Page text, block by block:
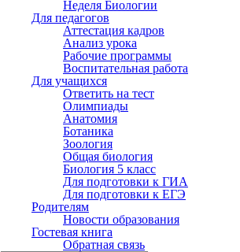
Неделя Биологии
Для педагогов
Аттестация кадров
Анализ урока
Рабочие программы
Воспитательная работа
Для учащихся
Ответить на тест
Олимпиады
Анатомия
Ботаника
Зоология
Общая биология
Биология 5 класс
Для подготовки к ГИА
Для подготовки к ЕГЭ
Родителям
Новости образования
Гостевая книга
Обратная связь